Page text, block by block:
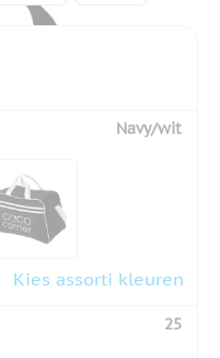
Navy/wit
Kies assorti kleuren
25